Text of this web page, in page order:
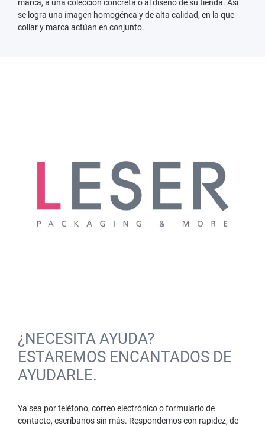
marca, a una colección concreta o al diseño de su tienda. Así
se logra una imagen homogénea y de alta calidad, en la que
collar y marca actúan en conjunto.
¿NECESITA AYUDA?
ESTAREMOS ENCANTADOS DE
AYUDARLE.
Ya sea por teléfono, correo electrónico o formulario de
contacto, escríbanos sin más. Respondemos con rapidez, de